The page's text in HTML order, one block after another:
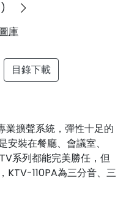
庫
目錄下載
業擴聲系統，彈性十足的
裝在餐廳、會議室、
系列都能完美勝任，但
KTV-110PA為三分音、三